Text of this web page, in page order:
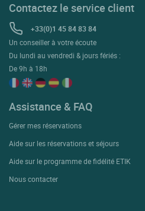
Contactez le service client
+33(0)1 45 84 83 84
Un conseiller à votre écoute
Du lundi au vendredi & jours fériés :
De 9h à 18h
Assistance & FAQ
Gérer mes réservations
Aide sur les réservations et séjours
Aide sur le programme de fidélité ETIK
Nous contacter